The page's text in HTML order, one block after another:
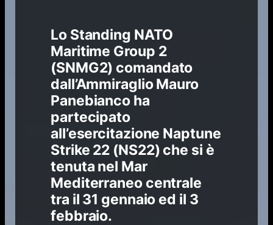
Lo Standing NATO
Maritime Group 2
(SNMG2) comandato
dall’Ammiraglio Mauro
Panebianco ha
partecipato
all’esercitazione Naptune
Strike 22 (NS22) che si è
tenuta nel Mar
Mediterraneo centrale
tra il 31 gennaio ed il 3
febbraio.